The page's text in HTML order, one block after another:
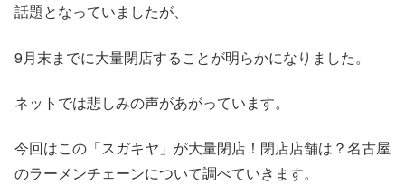
話題となっていましたが、
9月末までに大量閉店することが明らかになりました。
ネットでは悲しみの声があがっています。
今回はこの「スガキヤ」が大量閉店！閉店店舗は？名古屋
のラーメンチェーンについて調べていきます。